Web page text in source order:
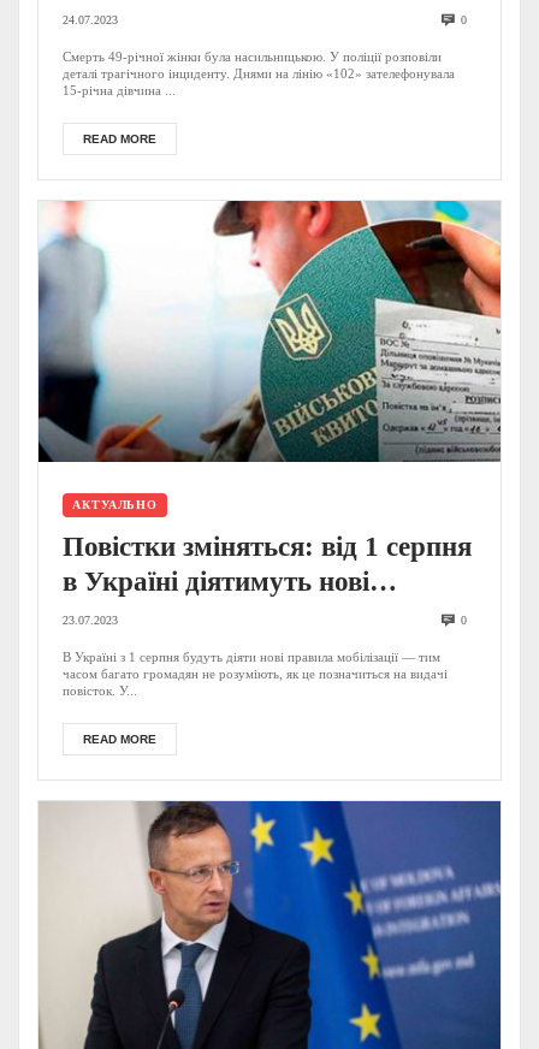
мертвою свою маму (ФОТО)
24.07.2023 0
Смерть 49-річної жінки була насильницькою. У поліції розповіли
деталі трагічного інциденту. Днями на лінію «102» зателефонувала
15-річна дівчина ...
READ MORE
АКТУАЛЬНО
Повістки зміняться: від 1 серпня
в Україні діятимуть нові
правила мобілізації
23.07.2023 0
В Україні з 1 серпня будуть діяти нові правила мобілізації — тим
часом багато громадян не розуміють, як це позначиться на видачі
повісток. У...
READ MORE